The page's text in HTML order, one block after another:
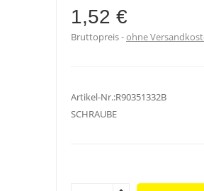
1,52 €
Bruttopreis ohne
Artikel-Nr.:R90351332B
SCHRAUBE